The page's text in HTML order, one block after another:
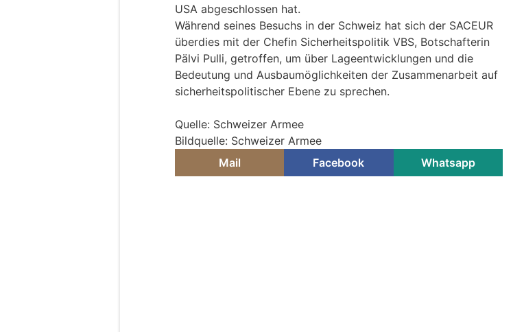
USA abgeschlossen hat.
Während seines Besuchs in der Schweiz hat sich der SACEUR
überdies mit der Chefin Sicherheitspolitik VBS, Botschafterin
Pälvi Pulli, getroffen, um über Lageentwicklungen und die
Bedeutung und Ausbaumöglichkeiten der Zusammenarbeit auf
sicherheitspolitischer Ebene zu sprechen.
Quelle: Schweizer Armee
Bildquelle: Schweizer Armee
Mail
Facebook Whatsapp